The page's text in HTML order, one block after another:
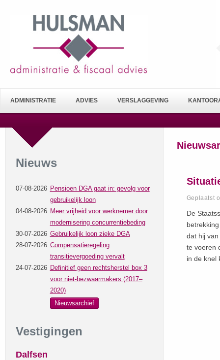
ADMINISTRATIE ADVIES VERSLAGGEVING
Nieuws
07-08-2026 Pensioen DGA gaat in: gevolg voor
gebruikelijk loon
04-08-2026 Meer vrijheid voor werknemer door
modernisering concurrentiebeding
30-07-2026 Gebruikelijk loon zieke DGA
28-07-2026 Compensatieregeling
transitievergoeding vervalt
24-07-2026 Definitief geen rechtsherstel box 3
voor niet-bezwaarmakers (2017–
2020)
Nieuwsarchief
Vestigingen
Dalfsen
Geplaatst
De
dat hij
te voeren
in de knel